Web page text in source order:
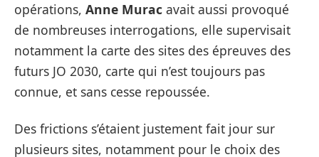
opérations, Anne Murac avait aussi provoqué
de nombreuses interrogations, elle supervisait
notamment la carte des sites des épreuves des
futurs JO 2030, carte qui n’est toujours pas
connue, et sans cesse repoussée.
Des frictions s’étaient justement fait jour sur
plusieurs sites, notamment pour le choix des